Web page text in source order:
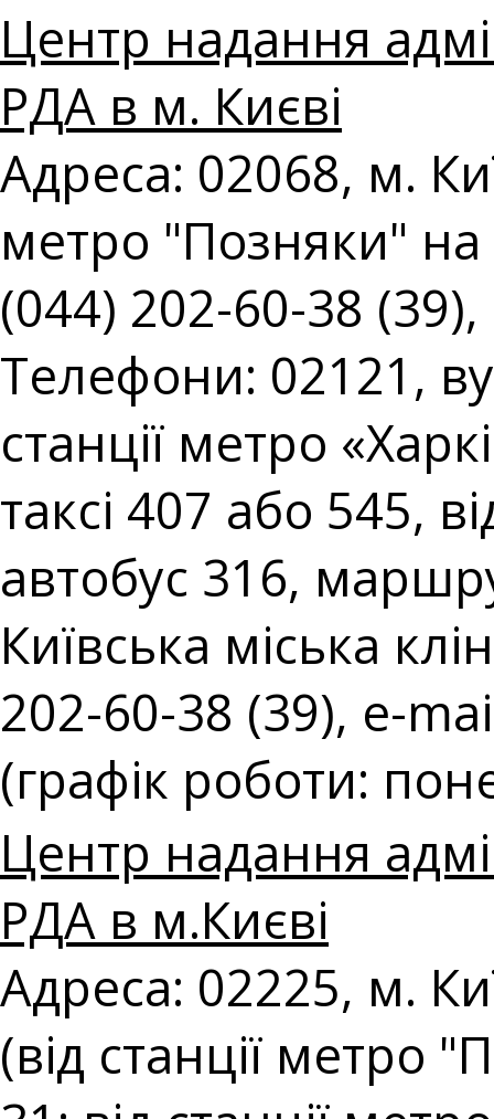
Центр надання
РДА в м. Києві
Адреса: 02068, м.
метро "Позняки"
(044) 202-60-38
Телефони: 02121,
станції метро
таксі 407 або 545,
автобус 316,
Київська міська
202-60-38 (39), e-
(графік роботи:
Центр надання
РДА в м.Києві
Адреса: 02225, м.
(від станції метро